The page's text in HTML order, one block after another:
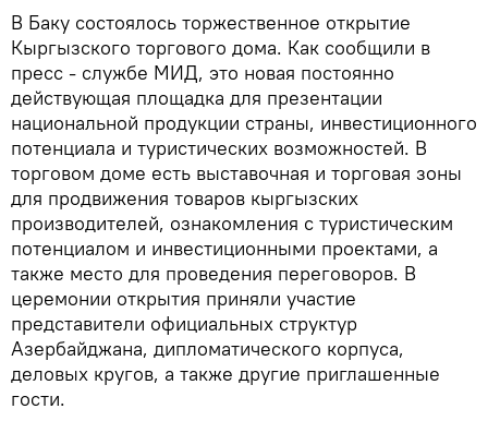
В Баку состоялось торжественное открытие
Кыргызского торгового дома. Как сообщили в
пресс - службе МИД, это новая постоянно
действующая площадка для презентации
национальной продукции страны, инвестиционного
потенциала и туристических возможностей. В
торговом доме есть выставочная и торговая зоны
для продвижения товаров кыргызских
производителей, ознакомления с туристическим
потенциалом и инвестиционными проектами, а
также место для проведения переговоров. В
церемонии открытия приняли участие
представители официальных структур
Азербайджана, дипломатического корпуса,
деловых кругов, а также другие приглашенные
гости.